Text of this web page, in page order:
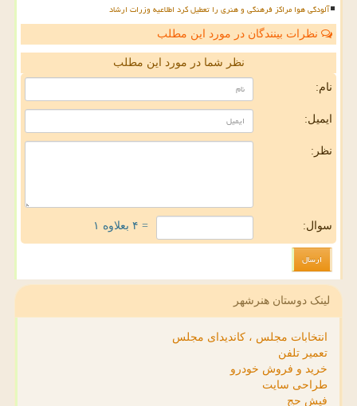
آلودگی هوا مراکز فرهنگی و هنری را تعطیل کرد اطلاعیه وزرات ارشاد
نظرات بینندگان در مورد این مطلب
نظر شما در مورد این مطلب
نام:
ایمیل:
نظر:
سوال: = ۴ بعلاوه ۱
لینک دوستان هنرشهر
انتخابات مجلس ، کاندیدای مجلس
تعمیر تلفن
خرید و فروش خودرو
طراحی سایت
فیش حج